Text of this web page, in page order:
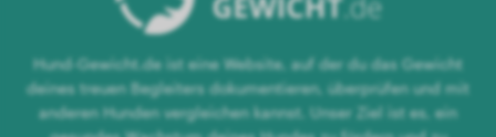
Hund-Gewicht.de ist eine Website, auf der du das Gewicht
deines treuen Begleiters dokumentieren, überprüfen und mit
anderen Hunden vergleichen kannst. Unser Ziel ist es, ein